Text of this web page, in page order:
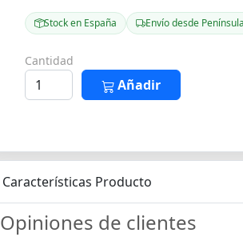
Stock en España Envío desde Península
Cantidad
Añadir
Características Producto
Opiniones de clientes